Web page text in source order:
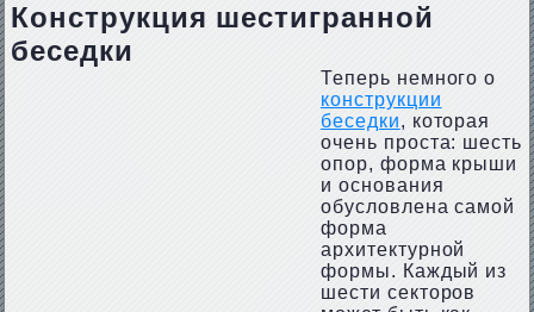
Конструкция шестигранной
беседки
Теперь немного о
конструкции
беседки, которая
очень проста: шесть
опор, форма крыши
и основания
обусловлена самой
форма
архитектурной
формы. Каждый из
шести секторов